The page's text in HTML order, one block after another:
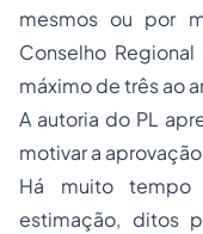
mesmos ou por
Conselho
máximo de três ao
A autoria do PL
motivar a
Há muito
estimação, ditos